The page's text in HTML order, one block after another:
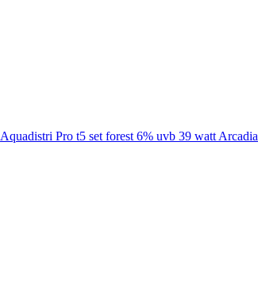
Aquadistri Pro t5 set forest 6% uvb 39 watt Arcadia